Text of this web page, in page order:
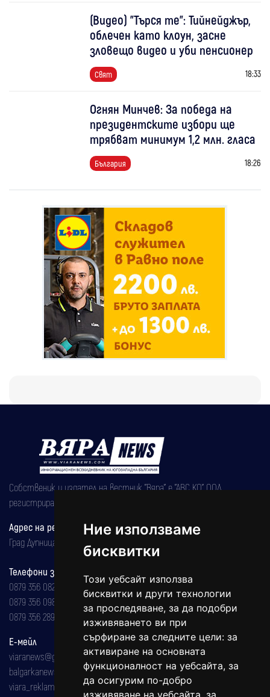
Ние използваме
бисквитки
Този уебсайт използва
бисквитки и други технологии
за проследяване, за да подобри
изживяването ви при
сърфиране за следните цели: за
активиране на основната
функционалност на уебсайта, за
да осигурим по-добро
изживяване на уебсайта за
(Видео) "Търся те": Тийнейджър,
облечен като клоун, засне
зловещо видео и уби пенсионер
Свят 18:33
Огнян Минчев: За победа на
президентските избори ще
трябват минимум 1,2 млн. гласа
България 18:26
Собственик и издател на вестник "Вяра" е "АВС КО" ООД,
регистрирана на 08.05.2002 година.
Адрес на редакцията
Град Дупница, ул.''Христо Ботев" 43
Телефони за реклама и абонаменти
0879 356 082
0879 356 098
0879 356 289
Е-мейл
viaranews@gmail.com
balgarkanews@gmail.com
viara_reklama@mail.bg